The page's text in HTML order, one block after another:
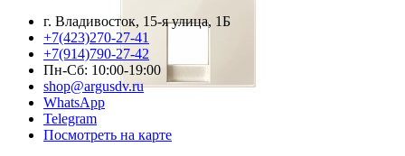
г. Владивосток, 15-я улица, 1Б
+7(423)270-27-41
+7(914)790-27-42
Пн-Сб: 10:00-19:00
shop@argusdv.ru
WhatsApp
Telegram
Посмотреть на карте